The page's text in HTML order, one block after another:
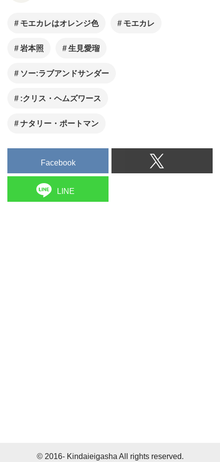
モエカレはオレンジ色 モエカレ
岩本照 生見愛瑠
ソー:ラブアンドサンダー
:クリス・ヘムズワース
ナタリー・ポートマン
Facebook
LINE
© 2016- Kindaieigasha All rights reserved.